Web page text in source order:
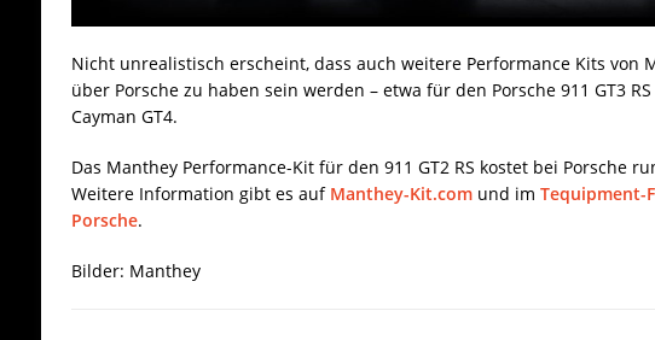
Nicht unrealistisch erscheint, dass auch weitere Performance Kits von
über Porsche zu haben sein werden – etwa für den Porsche 911 GT3
Cayman GT4.
Das Manthey Performance-Kit für den 911 GT2 RS kostet bei Porsche
Weitere Information gibt es auf Manthey-Kit.comund im Tequipment-
Porsche.
Bilder: Manthey